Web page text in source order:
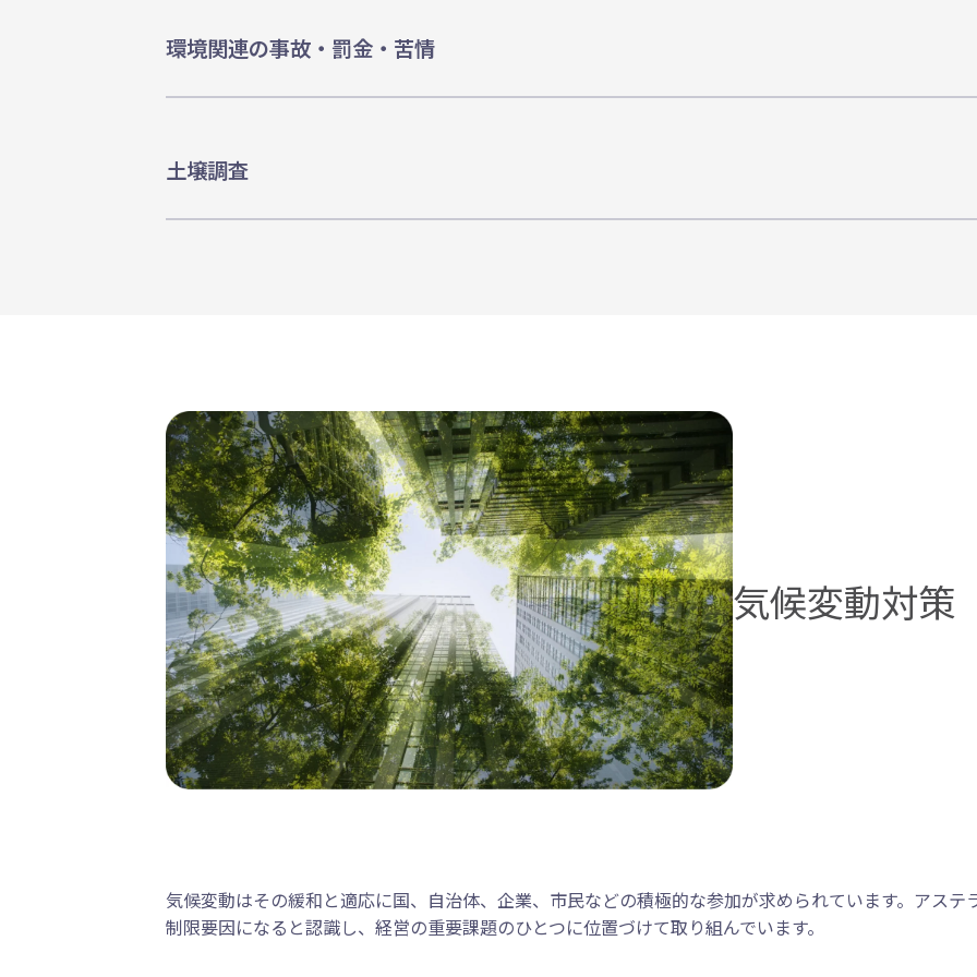
環境関連の事故・罰金・苦情
土壌調査
気候変動対策
気候変動はその緩和と適応に国、自治体、企業、市民などの積極的な参加が求められています。アス
制限要因になると認識し、経営の重要課題のひとつに位置づけて取り組んでいます。